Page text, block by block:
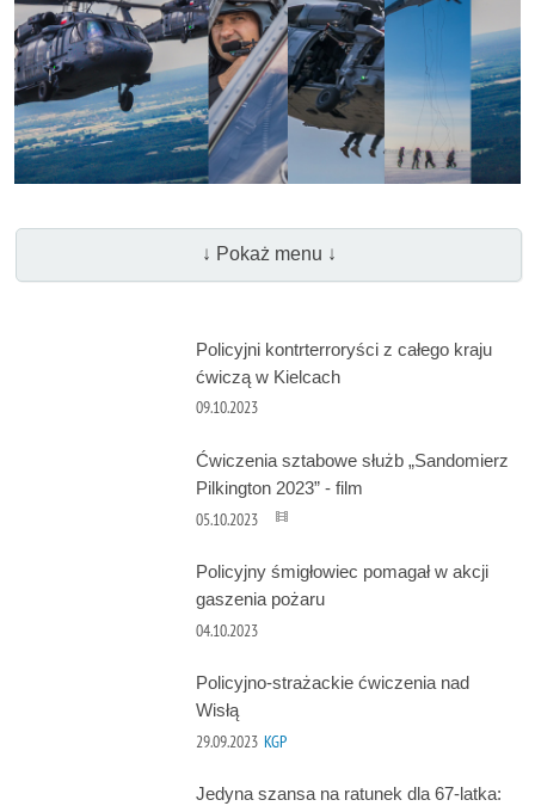
↓ Pokaż menu ↓
Policyjni kontrterroryści z całego kraju
ćwiczą w Kielcach
09.10.2023
Ćwiczenia sztabowe służb „Sandomierz
Pilkington 2023” - film
05.10.2023
Policyjny śmigłowiec pomagał w akcji
gaszenia pożaru
04.10.2023
Policyjno-strażackie ćwiczenia nad
Wisłą
29.09.2023 KGP
Jedyna szansa na ratunek dla 67-latka: